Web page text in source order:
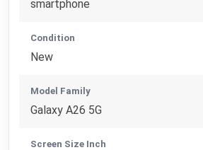
smartphone
Condition
New
Model Family
Galaxy A26 5G
Screen Size Inch